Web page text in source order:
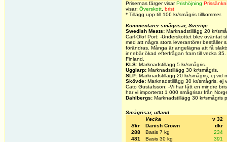
Prisernas färger visarPrishöjning
visar: Överskott brist
* Tillägg upp till 106 kr/smågris tillkommer.
Kommentarer smågrisar, Sverige
Swedish Meats: Marknadstillägg 20 kr/
Carl-Olof Port: -Underskottet blev oväntat
med att några stora leverantörer beställer
förändras. Många är angelägna att få
innebär ökad efterfrågan fram till vecka
Finland.
KLS: Marknadstillägg 5 kr/smågris.
Ugglarp: Marknadstillägg 30 kr/smågris.
SLP: Marknadstillägg 20 kr/smågris , ej vid
Skövde: Marknadstillägg 30 kr/smågris. ej
Cato Gustafsson: -Vi har fått en mindre
har vi importerat 1 000 smågrisar från
Dahlbergs: Marknadstillägg 30 kr/smågris
Smågrisar, utland
Vecka
v 32
Skr
Danish Crown
dkr
288
Basis 7 kg
234
481
Basis 30 kg
391